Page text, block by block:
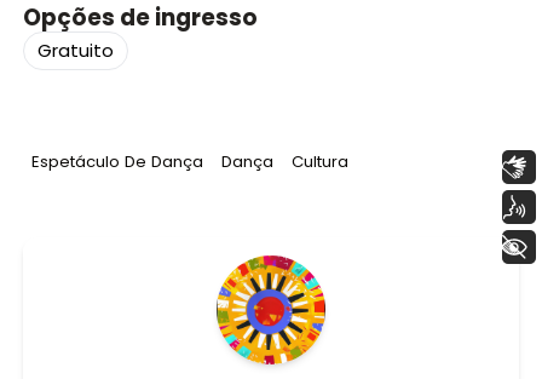
Opções de ingresso
Gratuito
Tag:
Espetáculo De Dança Tag:
Dança Tag:
Cultura